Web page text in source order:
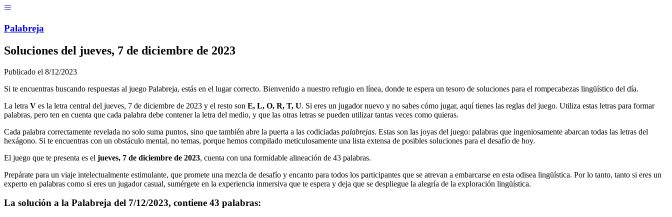
Palabreja
Soluciones del jueves, 7 de diciembre de 2023
Publicado el 8/12/2023
Si te encuentras buscando respuestas al juego Palabreja, estás en el lugar correcto. Bienvenido a nuestro refugio en línea, donde te espera un tesoro de soluciones para el rompecabezas lingüístico del día.
La letra V es la letra central del jueves, 7 de diciembre de 2023 y el resto son E, L, O, R, T, U. Si eres un jugador nuevo y no sabes cómo jugar, aquí tienes las reglas del juego. Utiliza estas letras para formar
palabras, pero ten en cuenta que cada palabra debe contener la letra del medio, y que las otras letras se pueden utilizar tantas veces como quieras.
Cada palabra correctamente revelada no solo suma puntos, sino que también abre la puerta a las codiciadas palabrejas. Estas son las joyas del juego: palabras que ingeniosamente abarcan todas las letras del
hexágono. Si te encuentras con un obstáculo mental, no temas, porque hemos compilado meticulosamente una lista extensa de posibles soluciones para el desafío de hoy.
El juego que te presenta es el jueves, 7 de diciembre de 2023, cuenta con una formidable alineación de 43 palabras.
Prepárate para un viaje intelectualmente estimulante, que promete una mezcla de desafío y encanto para todos los participantes que se atrevan a embarcarse en esta odisea lingüística. Por lo tanto, tanto si eres un
experto en palabras como si eres un jugador casual, sumérgete en la experiencia inmersiva que te espera y deja que se despliegue la alegría de la exploración lingüística.
La solución a la Palabreja del 7/12/2023, contiene 43 palabras: